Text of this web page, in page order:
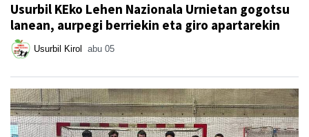
Usurbil KEko Lehen Nazionala Urnietan gogotsu
lanean, aurpegi berriekin eta giro apartarekin
Usurbil Kirol abu 05